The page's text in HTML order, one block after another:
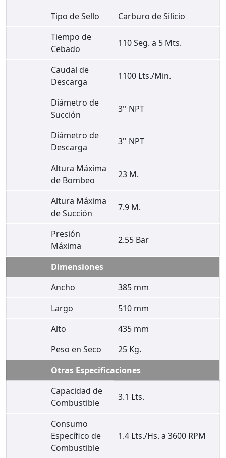
Tipo de Sello
Carburo de Silicio
Tiempo de
Cebado
110 Seg. a 5 Mts.
Caudal de
Descarga
1100 Lts./Min.
Diámetro de
Succión
3'' NPT
Diámetro de
Descarga
3'' NPT
Altura Máxima
de Bombeo
23 M.
Altura Máxima
de Succión
7.9 M.
Presión
Máxima
2.55 Bar
Dimensiones
Ancho
385 mm
Largo
510 mm
Alto
435 mm
Peso en Seco
25 Kg.
Otras Especificaciones
Capacidad de
Combustible
3.1 Lts.
Consumo
Específico de
Combustible
1.4 Lts./Hs. a 3600 RPM